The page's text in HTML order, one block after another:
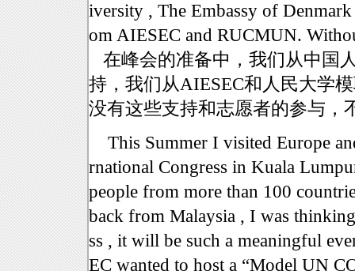
iversity , The Embassy of
om AIESEC and RUCMUN.
在峰会的准备中，我们从中国
持，我们从AIESEC和人民大学
没有这些支持和志愿者的参与，
This Summer I visited Europe
rnational Congress in Kuala
people from more than 100
back from Malaysia , I was
ss , it will be such a meaningful
EC wanted to host a “Model UN